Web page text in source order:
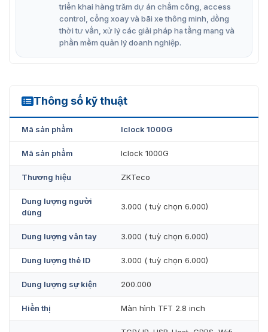
Màn hình TFT 2.8 inch hiển thị thông tin rõ ràng.
Cảm biến quang học, nhận diện vân tay nhanh và
chính xác.
Cho phép kết nối kiểm soát cửa: khóa cửa bên thứ
ba, nút nhấn exit.
Nguồn điện 12VDC/1.5A.
Chức năng tiêu chuẩn: BioID, truy vấn tự phục vụ, ID
chuông báo, đầu vào T9, In RS232.
triển khai hàng trăm dự án chấm công, access
control, cổng xoay và bãi xe thông minh, đồng
thời tư vấn, xử lý các giải pháp hạ tầng mạng và
phần mềm quản lý doanh nghiệp.
Thông số kỹ thuật
Iclock 1000G
Mã sản phẩm Iclock 1000G
Mã sản phẩm Iclock 1000G
Thương hiệu ZKTeco
Dung lượng người
dùng
3.000 ( tuỳ chọn 6.000)
Dung lượng vân tay 3.000 ( tuỳ chọn 6.000)
Dung lượng thẻ ID 3.000 ( tuỳ chọn 6.000)
Dung lượng sự kiện 200.000
Hiển thị Màn hình TFT 2.8 inch